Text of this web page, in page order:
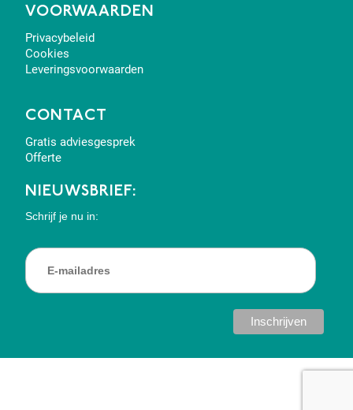
VOORWAARDEN
Privacybeleid
Cookies
Leveringsvoorwaarden
CONTACT
Gratis adviesgesprek
Offerte
NIEUWSBRIEF:
Schrijf je nu in: